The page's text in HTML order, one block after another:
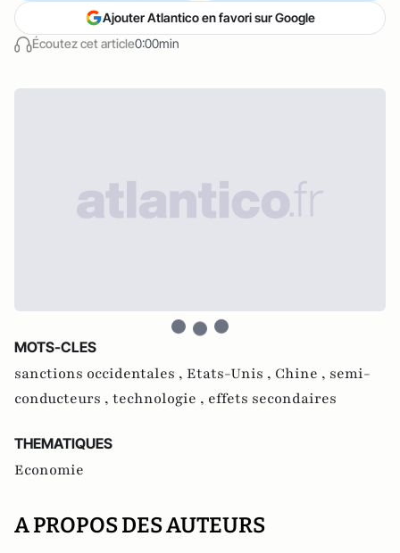
Écoutez cet article0:00min
Ajouter Atlantico en favori sur Google
MOTS-CLES
sanctions occidentales , Etats-Unis , Chine , semi-
conducteurs , technologie , effets secondaires
THEMATIQUES
Economie
A PROPOS DES AUTEURS